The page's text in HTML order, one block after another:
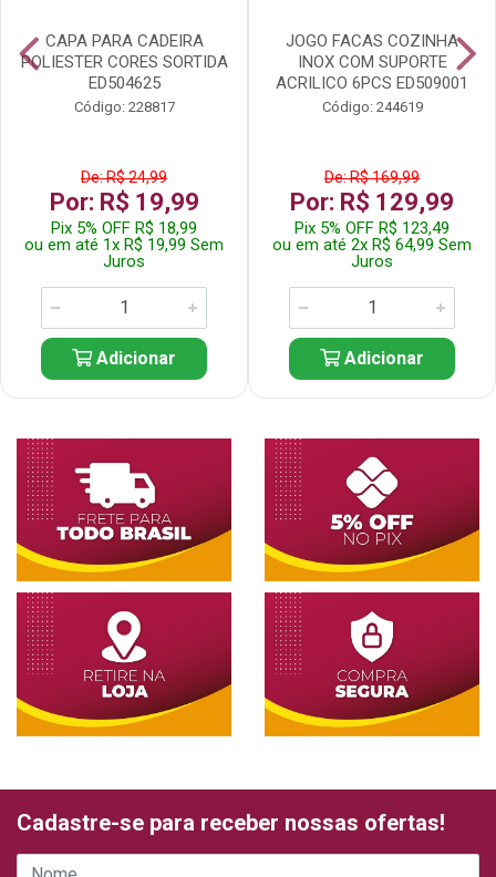
CAPA PARA CADEIRA
POLIESTER CORES SORTIDA
ED504625
Código: 228817
De: R$ 24,99
Por: R$ 19,99
Pix 5% OFF R$ 18,99
ou em até 1x R$ 19,99 Sem
Juros
Adicionar
JOGO FACAS COZINHA
INOX COM SUPORTE
ACRILICO 6PCS ED509001
Código: 244619
De: R$ 169,99
Por: R$ 129,99
Pix 5% OFF R$ 123,49
ou em até 2x R$ 64,99 Sem
Juros
Adicionar
Cadastre-se para receber nossas ofertas!